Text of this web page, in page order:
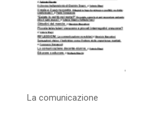
La comunicazione